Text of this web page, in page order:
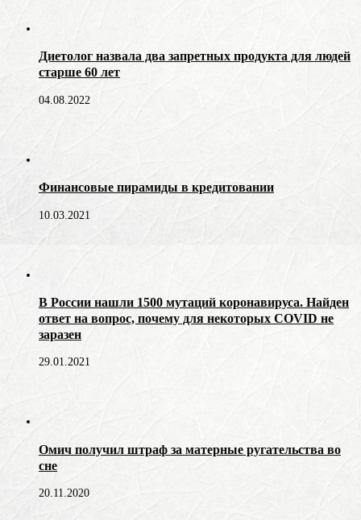
Диетолог назвала два запретных продукта для людей
старше 60 лет
04.08.2022
Финансовые пирамиды в кредитовании
10.03.2021
В России нашли 1500 мутаций коронавируса. Найден
ответ на вопрос, почему для некоторых COVID не
заразен
29.01.2021
Омич получил штраф за матерные ругательства во
сне
20.11.2020